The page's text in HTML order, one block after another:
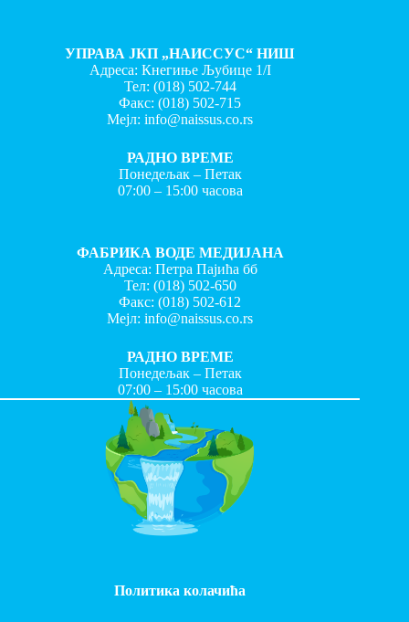
УПРАВА ЈКП „НАИССУС“ НИШ
Адреса: Кнегиње Љубице 1/I
Тел: (018) 502-744
Факс:(018) 502-715
Мејл:info@naissus.co.rs
РАДНО ВРЕМЕ
Понедељак – Петак
07:00 – 15:00 часова
ФАБРИКА ВОДЕ МЕДИЈАНА
Адреса: Петра Пајића бб
Тел: (018) 502-650
Факс:(018) 502-612
Мејл:info@naissus.co.rs
РАДНО ВРЕМЕ
Понедељак – Петак
07:00 – 15:00 часова
Политика колачића